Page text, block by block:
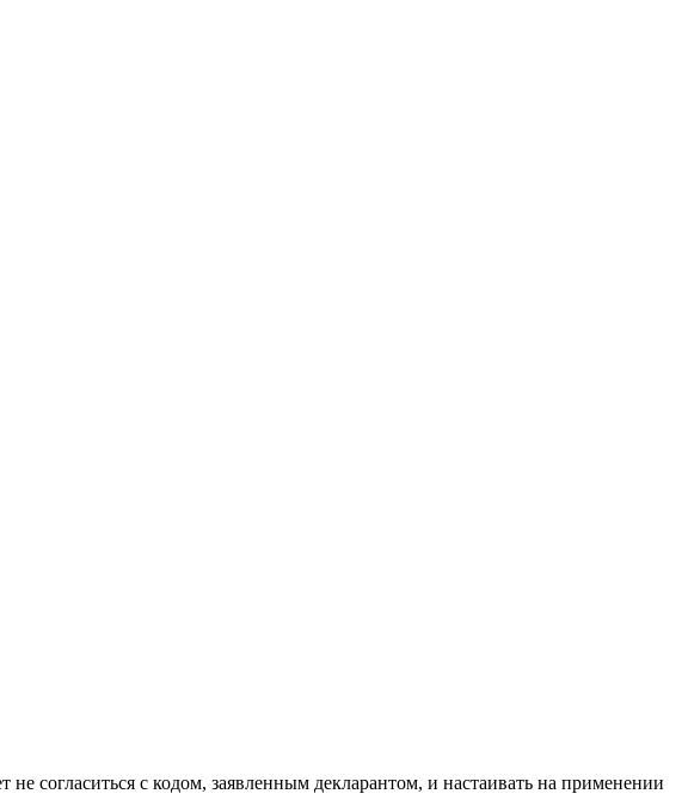
согласиться с кодом, заявленным декларантом, и настаивать на применении